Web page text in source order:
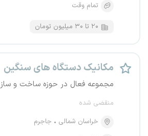
تمام وقت
۲۰ تا ۳۰ میلیون تومان
مکانیک دستگاه های سنگین
مجموعه فعال در حوزه ساخت و ساز
منقضی شده
خراسان شمالی
جاجرم